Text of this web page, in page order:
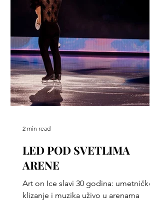
LED POD SVETLIMA
ARENE
Art on Ice slavi 30 godina: umetničko
klizanje i muzika uživo u arenama
2 min read